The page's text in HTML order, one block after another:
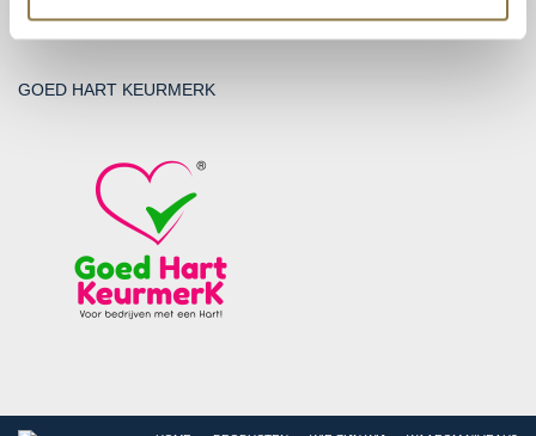
GOED HART KEURMERK